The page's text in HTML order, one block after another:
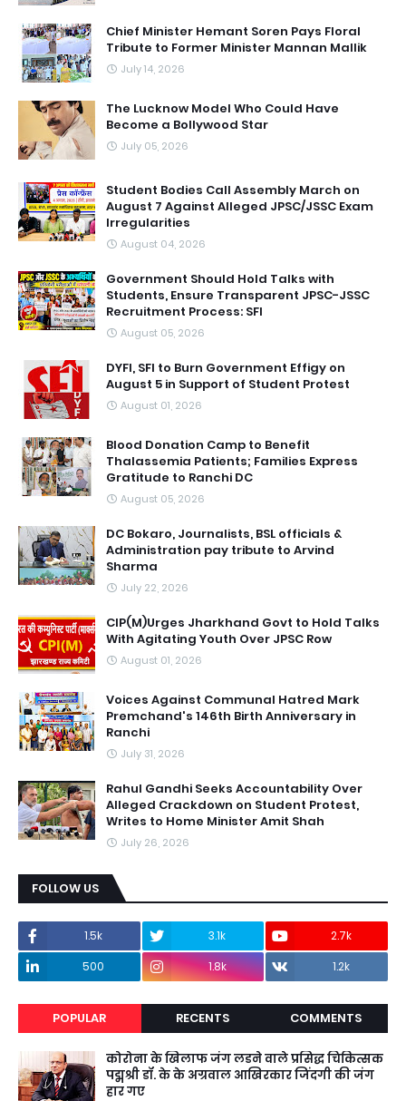
Chief Minister Hemant Soren Pays Floral
Tribute to Former Minister Mannan Mallik
July 14, 2026
The Lucknow Model Who Could Have
Become a Bollywood Star
July 05, 2026
Student Bodies Call Assembly March on
August 7 Against Alleged JPSC/JSSC Exam
Irregularities
August 04, 2026
Government Should Hold Talks with
Students, Ensure Transparent JPSC-JSSC
Recruitment Process: SFI
August 05, 2026
DYFI, SFI to Burn Government Effigy on
August 5 in Support of Student Protest
August 01, 2026
Blood Donation Camp to Benefit
Thalassemia Patients; Families Express
Gratitude to Ranchi DC
August 05, 2026
DC Bokaro, Journalists, BSL officials &
Administration pay tribute to Arvind
Sharma
July 22, 2026
CIP(M)Urges Jharkhand Govt to Hold Talks
With Agitating Youth Over JPSC Row
August 01, 2026
Voices Against Communal Hatred Mark
Premchand's 146th Birth Anniversary in
Ranchi
July 31, 2026
Rahul Gandhi Seeks Accountability Over
Alleged Crackdown on Student Protest,
Writes to Home Minister Amit Shah
July 26, 2026
FOLLOW US
1.5k 3.1k
2.7k
500
1.8k 1.2k
POPULAR RECENTS COMMENTS
कोरोना के खिलाफ जंग लडने वाले प्रसिद्ध चिकित्सक
पद्मश्री डॉ. के के अग्रवाल आखिरकार जिंदगी की जंग
हार गए